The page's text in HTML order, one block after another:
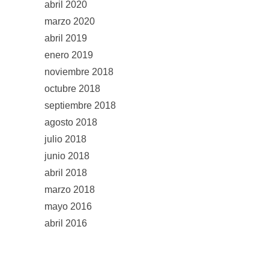
abril 2020
marzo 2020
abril 2019
enero 2019
noviembre 2018
octubre 2018
septiembre 2018
agosto 2018
julio 2018
junio 2018
abril 2018
marzo 2018
mayo 2016
abril 2016